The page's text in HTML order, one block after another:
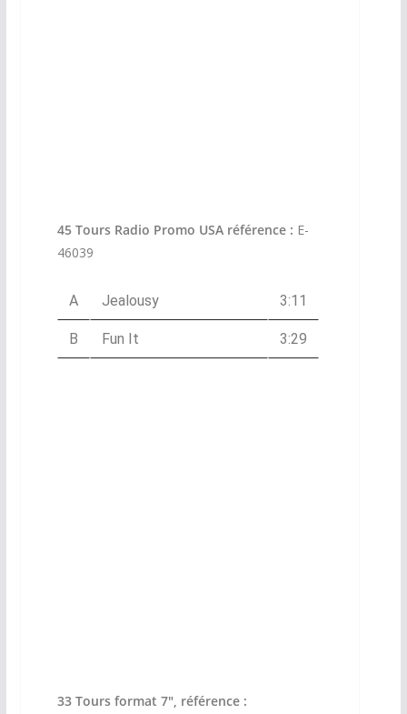
45 Tours Radio Promo USA référence : E-
46039
A Jealousy 3:11
B Fun It 3:29
33 Tours format 7″, référence :